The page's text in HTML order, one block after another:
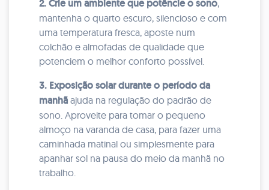
2. Crie um ambienteque potêncie o sono,
mantenha o quarto escuro, silencioso e com
uma temperatura fresca, aposte num
colchão e almofadas de qualidade que
potenciem o melhor conforto possível.
3. Exposição solar durante o período da
manhã ajuda na regulação do padrão de
sono. Aproveite para tomar o pequeno
almoço na varanda de casa, para fazer uma
caminhada matinal ou simplesmente para
apanhar sol na pausa do meio da manhã no
trabalho.